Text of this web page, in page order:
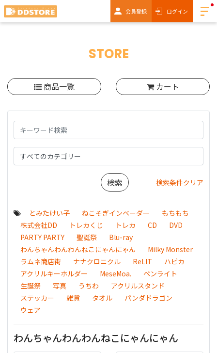
会員登録 ログイン
STORE
商品一覧 カート
検索条件クリア
とみたけい子 ねこそぎインベーダー
もちもち
株式会社DD
トレカくじ トレカ CD
DVD
PARTY PARTY
聖誕祭
Blu-ray
わんちゃんわんわんねこにゃんにゃん
Milky Monster
ラムネ商店街
ナナクロニクル ReLIT
ハピカ
アクリルキーホルダー
MeseMoa.
ペンライト
生誕祭
写真 うちわ
アクリルスタンド
ステッカー
雑貨 タオル
パンダドラゴン
ウェア
わんちゃんわんわんねこにゃんにゃん